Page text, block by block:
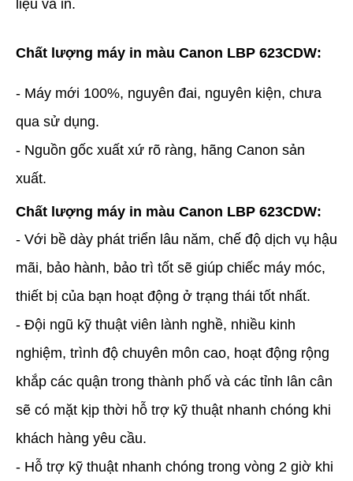
liệu và in.
Chất lượng máy in màu Canon LBP 623CDW:
- Máy mới 100%, nguyên đai, nguyên kiện, chưa
qua sử dụng.
- Nguồn gốc xuất xứ rõ ràng, hãng Canon sản
xuất.
Chất lượng máy in màu Canon LBP 623CDW:
- Với bề dày phát triển lâu năm, chế độ dịch vụ hậu
mãi, bảo hành, bảo trì tốt sẽ giúp chiếc máy móc,
thiết bị của bạn hoạt động ở trạng thái tốt nhất.
- Đội ngũ kỹ thuật viên lành nghề, nhiều kinh
nghiệm, trình độ chuyên môn cao, hoạt động rộng
khắp các quận trong thành phố và các tỉnh lân cân
sẽ có mặt kịp thời hỗ trợ kỹ thuật nhanh chóng khi
khách hàng yêu cầu.
- Hỗ trợ kỹ thuật nhanh chóng trong vòng 2 giờ khi